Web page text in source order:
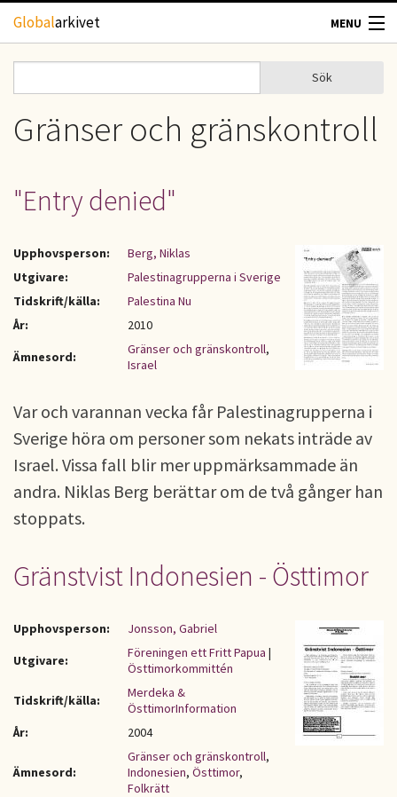
Hoppa till huvudinnehåll
Globalarkivet MENU
TIDSKRIFTER
UPPHOVSRÄTT
OM OSS
KONTAKT
Sökformulär
Sök
Gränser och gränskontroll
"Entry denied"
Upphovsperson:
Berg, Niklas
Utgivare:
Palestinagrupperna i Sverige
Tidskrift/källa:
Palestina Nu
År:
2010
Ämnesord:
Gränser och gränskontroll,
Israel
Var och varannan vecka får Palestinagrupperna i
Sverige höra om personer som nekats inträde av
Israel. Vissa fall blir mer uppmärksammade än
andra. Niklas Berg berättar om de två gånger han
stoppats.
Gränstvist Indonesien - Östtimor
Upphovsperson:
Jonsson, Gabriel
Utgivare:
Föreningen ett Fritt Papua |
Östtimorkommittén
Tidskrift/källa:
Merdeka &
ÖsttimorInformation
År:
2004
Ämnesord:
Gränser och gränskontroll,
Indonesien, Östtimor,
Folkrätt